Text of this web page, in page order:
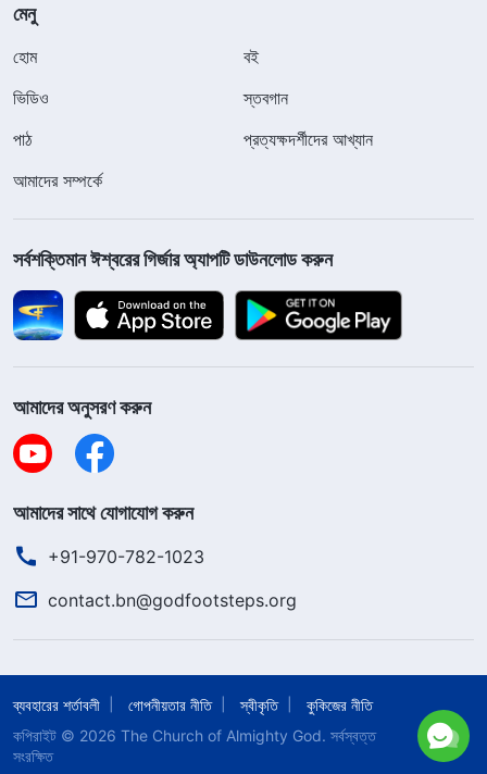
মেনু
হোম
বই
ভিডিও
স্তবগান
পাঠ
প্রত্যক্ষদর্শীদের আখ্যান
আমাদের সম্পর্কে
সর্বশক্তিমান ঈশ্বরের গির্জার অ্যাপটি ডাউনলোড করুন
আমাদের অনুসরণ করুন
আমাদের সাথে যোগাযোগ করুন
+91-970-782-1023
contact.bn@godfootsteps.org
ব্যবহারের শর্তাবলী গোপনীয়তার নীতি স্বীকৃতি
কুকিজের নীতি
কপিরাইট © 2026 The Church of Almighty God. সর্বস্বত্ত
সংরক্ষিত